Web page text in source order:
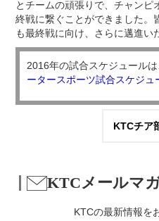
とチームの頑張りで、チャン
終戦に繋ぐことができました。
も最終戦に向け、さらに邁進い
2016年の試合スケジュール
ータースポーツ試合スケジュ
KTCチ
KTCメールマ
KTCの最新情報を